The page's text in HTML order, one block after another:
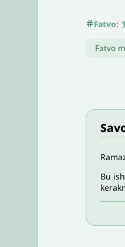
Fatvo:
Fatvo
Bu